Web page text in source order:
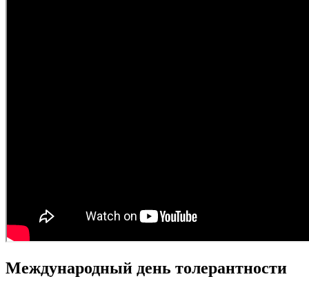
Международный день толерантности